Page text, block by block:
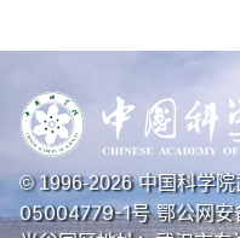
© 1996-2026中国科学
05004779-1号鄂公网安